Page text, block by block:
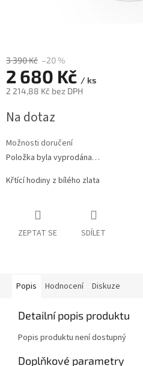
3 390 Kč –20 %
2 680 Kč / ks
2 214,88 Kč bez DPH
cena:
Na dotaz
Možnosti doručení
Položka byla vyprodána…
Křtící hodiny z bílého zlata
ZEPTAT SE SDÍLET
Popis Hodnocení Diskuze
Detailní popis produktu
Popis produktu není dostupný
Doplňkové parametry